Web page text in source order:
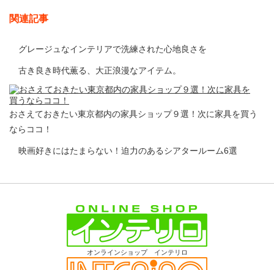
関連記事
グレージュなインテリアで洗練された心地良さを
古き良き時代薫る、大正浪漫なアイテム。
おさえておきたい東京都内の家具ショップ９選！次に家具を買う
ならココ！
映画好きにはたまらない！迫力のあるシアタールーム6選
オンラインショップ インテリロ